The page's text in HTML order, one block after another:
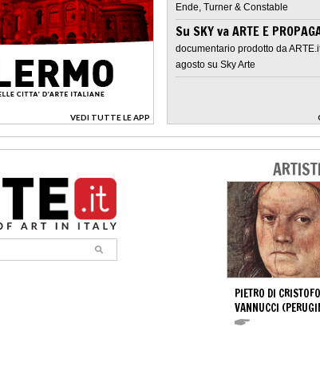
VEDI TUTTE LE APP
>
Ende, Turner & Constable
Su SKY va ARTE E
documentario prodotto da
agosto su Sky Arte
ARTISTI
PIETRO DI
VANNUCCI